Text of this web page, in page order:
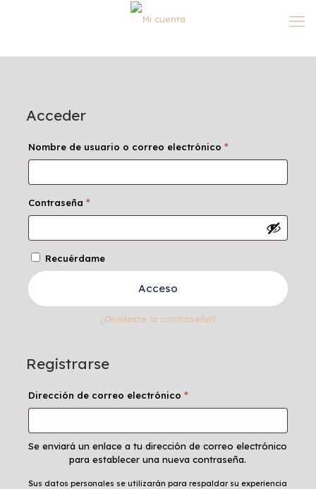
Acceder
Nombre de usuario o correo electrónico *Obligatorio
Contraseña *Obligatorio
Recuérdame
Acceso
¿Olvidaste la contraseña?
Registrarse
Dirección de correo electrónico *Obligatorio
Se enviará un enlace a tu dirección de correo electrónico
para establecer una nueva contraseña.
Sus datos personales se utilizarán para respaldar su experiencia